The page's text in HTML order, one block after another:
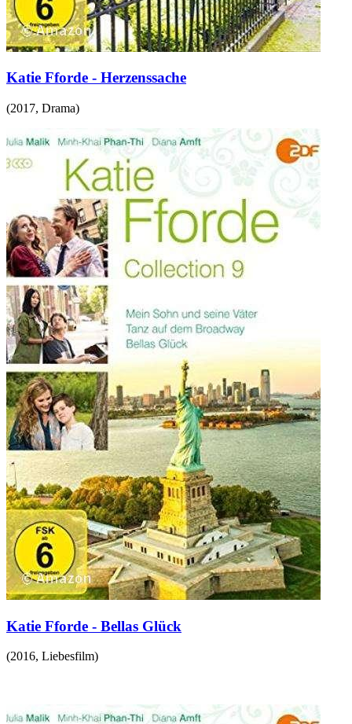
Katie Fforde - Herzenssache
(2017, Drama)
Katie Fforde - Bellas Glück
(2016, Liebesfilm)